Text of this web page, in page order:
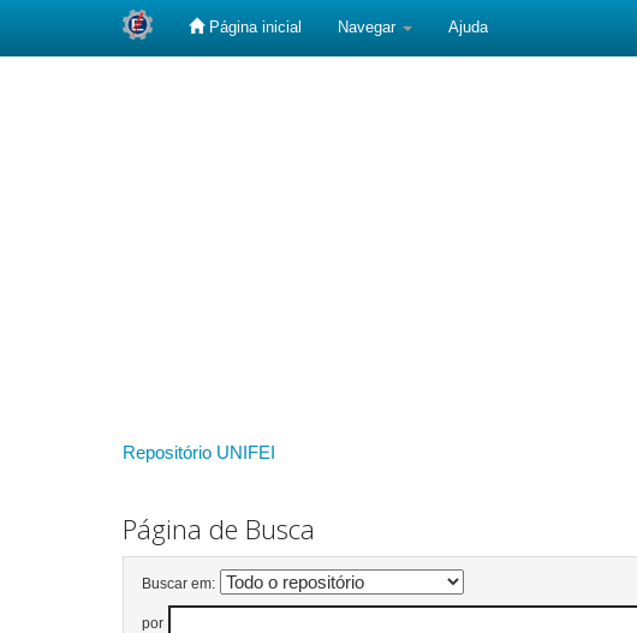
Página inicial Navegar Ajuda
Repositório UNIFEI
Página de Busca
Buscar em:
por